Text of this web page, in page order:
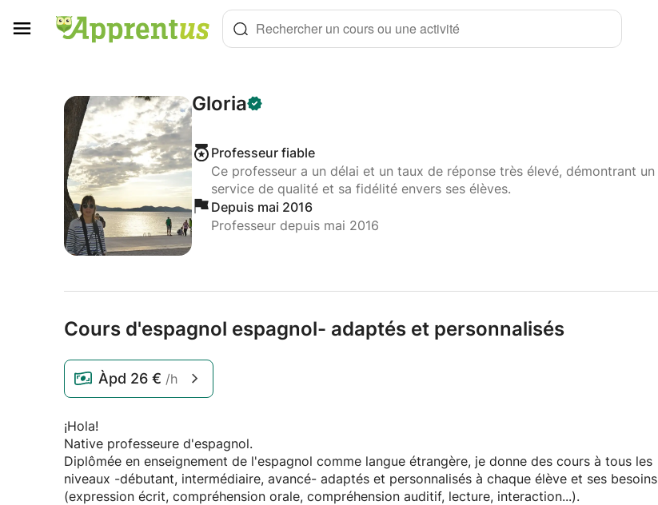
Rechercher un cours ou une activité
Gloria
Professeur fiable
Ce professeur a un délai et un taux de réponse très élevé, démontrant un
service de qualité et sa fidélité envers ses élèves.
Depuis mai 2016
Professeur depuis mai 2016
Cours d'espagnol espagnol- adaptés et personnalisés
Àpd 26 € /h
¡Hola!
Native professeure d'espagnol.
Diplômée en enseignement de l'espagnol comme langue étrangère, je donne des cours à tous les
niveaux -débutant, intermédiaire, avancé- adaptés et personnalisés à chaque élève et ses besoins
(expression écrit, compréhension orale, compréhension auditif, lecture, interaction...).